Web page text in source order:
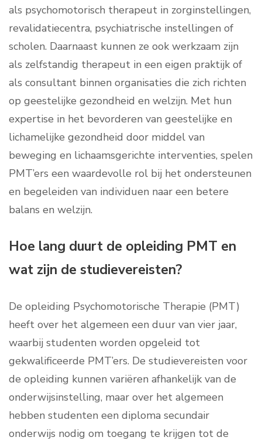
als psychomotorisch therapeut in zorginstellingen,
revalidatiecentra, psychiatrische instellingen of
scholen. Daarnaast kunnen ze ook werkzaam zijn
als zelfstandig therapeut in een eigen praktijk of
als consultant binnen organisaties die zich richten
op geestelijke gezondheid en welzijn. Met hun
expertise in het bevorderen van geestelijke en
lichamelijke gezondheid door middel van
beweging en lichaamsgerichte interventies, spelen
PMT’ers een waardevolle rol bij het ondersteunen
en begeleiden van individuen naar een betere
balans en welzijn.
Hoe lang duurt de opleiding PMT en
wat zijn de studievereisten?
De opleiding Psychomotorische Therapie (PMT)
heeft over het algemeen een duur van vier jaar,
waarbij studenten worden opgeleid tot
gekwalificeerde PMT’ers. De studievereisten voor
de opleiding kunnen variëren afhankelijk van de
onderwijsinstelling, maar over het algemeen
hebben studenten een diploma secundair
onderwijs nodig om toegang te krijgen tot de